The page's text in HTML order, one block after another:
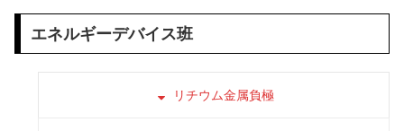
エネルギーデバイス班
リチウム金属負極